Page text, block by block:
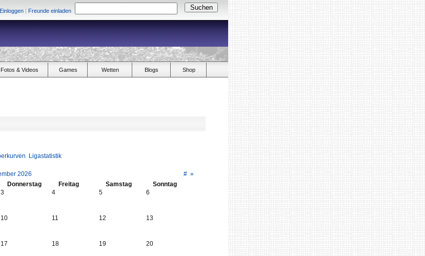
Einloggen | Freunde einladen
Fotos & Videos Games Wetten Blogs Shop
Ligastatistik
2026 # »
Donnerstag Freitag Samstag
Sonntag
3 4 5 6
10 11 12 13
17 18 19 20